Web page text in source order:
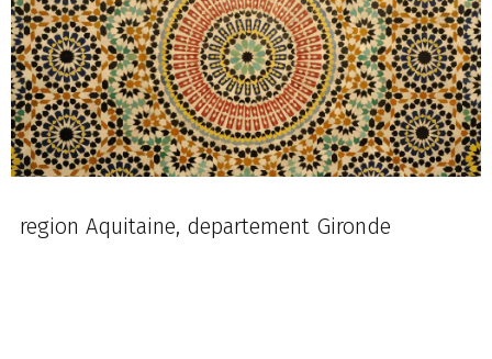
region Aquitaine, departement Gironde